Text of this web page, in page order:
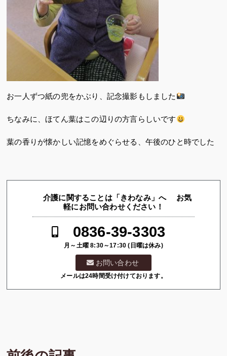
お一人ずつ紙の兜をかぶり、記念撮影もしました
ちなみに、ほてん葉はこの辺りの方言らしいです
葉の香りが懐かしい記憶をめぐらせる、午後のひと時でした
介護に関することは「きわなみ」へ お気
軽にお問い合わせください！
0836-39-3303
月～土曜 8:30～17:30 (日曜は休み)
お問い合わせ
メールは24時間受け付けております。